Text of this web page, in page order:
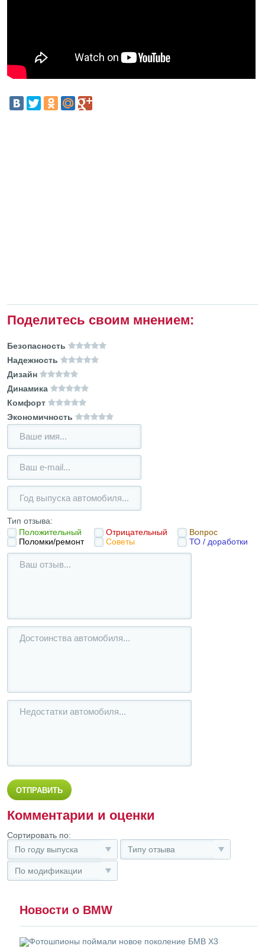
Поделитесь своим мнением:
Безопасность
Надежность
Дизайн
Динамика
Комфорт
Экономичность
Тип отзыва:
Положительный
Отрицательный
Вопрос
Поломки/ремонт
Советы ТО / доработки
Комментарии и оценки
Сортировать по:
По году выпуска
Типу отзыва
По модификации
Новости о BMW